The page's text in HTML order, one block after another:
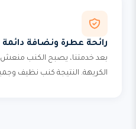
رائحة عطرة ونضافة دائمة
بعد خدمتنا، يصبح الكنب منعش
الكريهة. النتيجة كنب نظيف